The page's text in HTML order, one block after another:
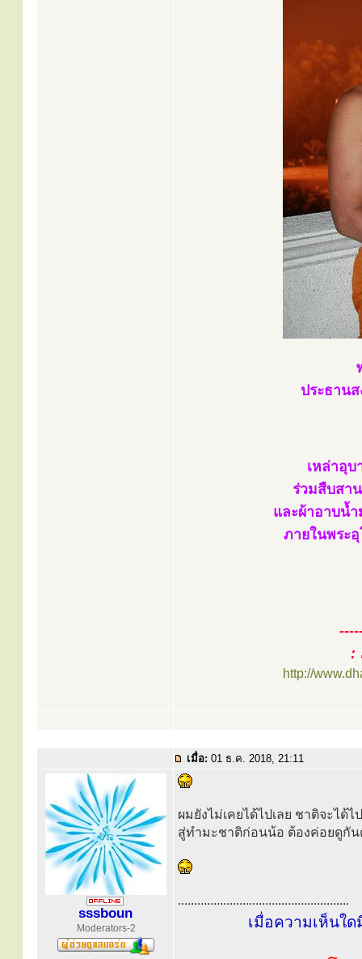
ประธาน
เหล่าอุ
ร่วมสืบสา
และผ้าอาบน้
ภายในพระ
:
http://
เมื่อ: 01 ธ.ค. 2018, 21:11
sssboun
Moderators-2
ผมยังไม่เคยได้ไปเลย ชาติจะได้
สู่ทำมะชาติก่อนน้อ ต้องค่อยดูกัน
.....................................................
เมื่อความเห็นใ